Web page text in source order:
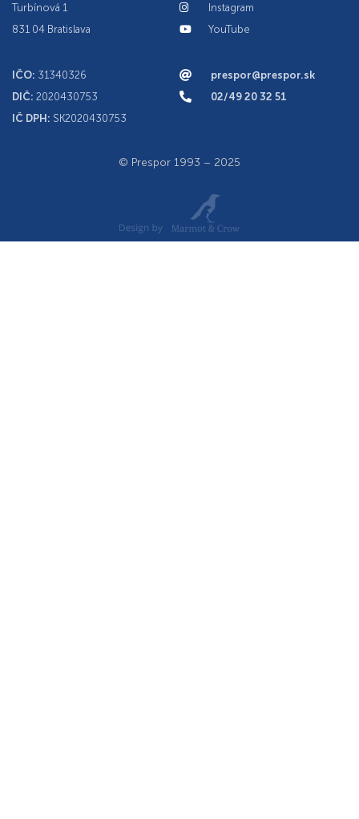
Turbínová 1
831 04 Bratislava
IČO: 31340326
DIČ: 2020430753
IČ DPH: SK2020430753
Instagram
YouTube
prespor@prespor.sk
02/49 20 32 51
© Prespor 1993 – 2025